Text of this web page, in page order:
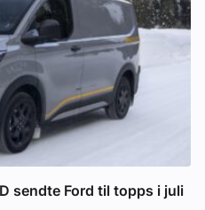
sendte Ford til topps i juli